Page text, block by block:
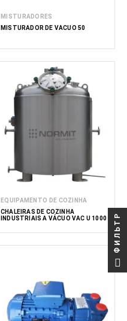
MISTURADORES
MISTURADOR DE VÁCUO 50
EQUIPAMENTO DE COZINHA
CHALEIRAS DE COZINHA
INDUSTRIAIS A VÁCUO VAC U 1000
ФИЛЬТР